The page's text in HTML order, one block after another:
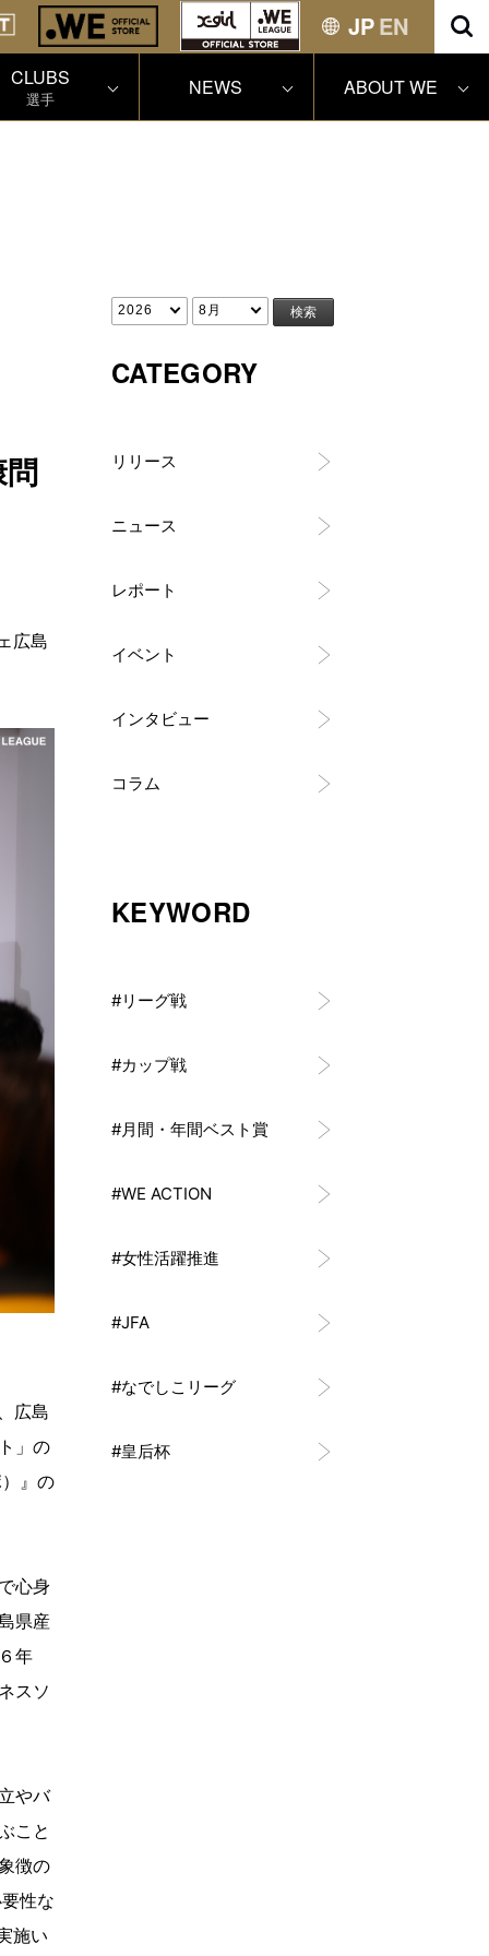
JPEN
CLUBS
選手 NEWS ABOUT WE
広島
広島
」の
』の
心身
県産
年
スソ
やバ
こと
徴の
性な
施い
CATEGORY
リリース
ニュース
レポート
イベント
インタビュー
コラム
KEYWORD
#リーグ戦
#カップ戦
#月間・年間ベスト賞
#WE ACTION
#女性活躍推進
#JFA
#なでしこリーグ
#皇后杯